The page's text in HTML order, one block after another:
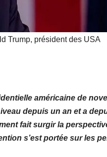
Trump, président des USA
américaine de
depuis un an et a
fait surgir la
s’est portée sur les
d’une